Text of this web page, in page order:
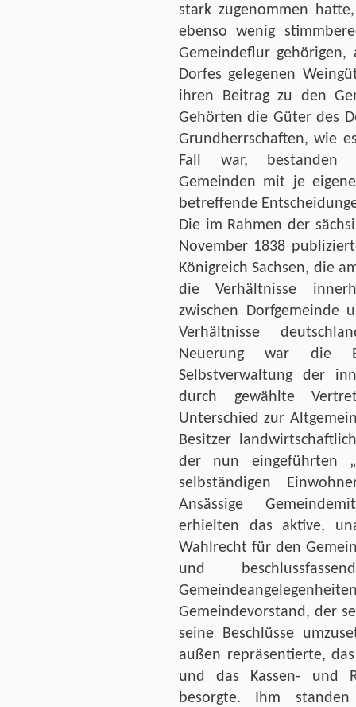
stark zugenommen
ebenso wenig
Gemeindeflur
Dorfes gelegenen
ihren Beitrag zu den
Gehörten die Güter des
Grundherrschaften, wie
Fall war, bestanden
Gemeinden mit je
betreffende
Die im Rahmen der
November 1838
Königreich Sachsen, die
die Verhältnisse
zwischen Dorfgemeinde
Verhältnisse
Neuerung war die
Selbstverwaltung der
durch gewählte
Unterschied zur
Besitzer
der nun eingeführten
selbständigen
Ansässige
erhielten das aktive,
Wahlrecht für den
und
Gemeindevorstand, der
seine Beschlüsse
außen repräsentierte,
und das Kassen- und
besorgte. Ihm